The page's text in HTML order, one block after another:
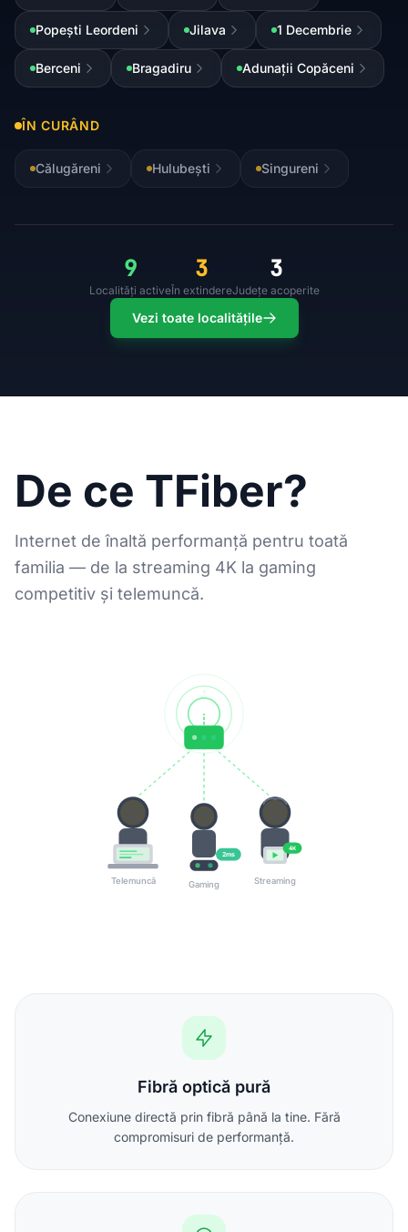
Popești Leordeni Jilava 1 Decembrie
Berceni Bragadiru Adunații Copăceni
ÎN CURÂND
Călugăreni Hulubești Singureni
9
Localități active
3
În extindere
3
Județe acoperite
Vezi toate localitățile
De ce TFiber?
Internet de înaltă performanță pentru toată
familia — de la streaming 4K la gaming
competitiv și telemuncă.
Telemuncă
2ms
Gaming
4K
Streaming
Fibră optică pură
Conexiune directă prin fibră până la tine. Fără
compromisuri de performanță.